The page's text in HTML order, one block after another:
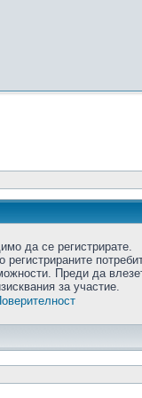
да се регистрирате.
регистрираните
Преди да
за участие.